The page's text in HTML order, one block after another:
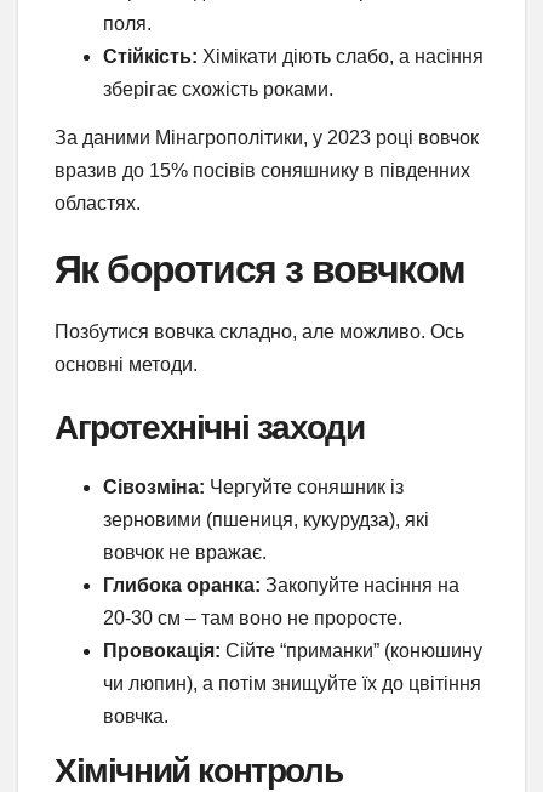
поля.
Стійкість: Хімікати діють слабо, а насіння
зберігає схожість роками.
За даними Мінагрополітики, у 2023 році вовчок
вразив до 15% посівів соняшнику в південних
областях.
Як боротися з вовчком
Позбутися вовчка складно, але можливо. Ось
основні методи.
Агротехнічні заходи
Сівозміна: Чергуйте соняшник із
зерновими (пшениця, кукурудза), які
вовчок не вражає.
Глибока оранка: Закопуйте насіння на
20-30 см – там воно не проросте.
Провокація: Сійте “приманки” (конюшину
чи люпин), а потім знищуйте їх до цвітіння
вовчка.
Хімічний контроль